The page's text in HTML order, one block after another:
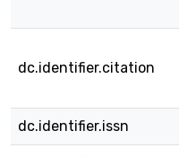
dc.identifier.citation
dc.identifier.issn